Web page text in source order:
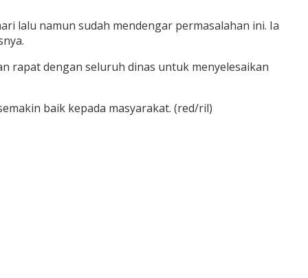
lalu namun sudah mendengar permasalahan ini. Ia
rapat dengan seluruh dinas untuk menyelesaikan
baik kepada masyarakat. (red/ril)